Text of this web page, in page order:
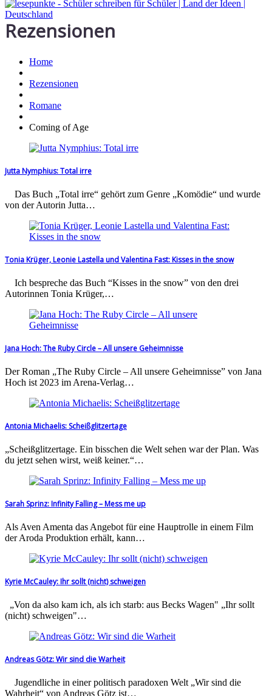
Rezensionen
Home
Rezensionen
Romane
Coming of Age
Jutta Nymphius: Total irre
Das Buch „Total irre“ gehört zum Genre „Komödie“ und wurde
von der Autorin Jutta…
Tonia Krüger, Leonie Lastella und Valentina Fast: Kisses in the snow
Ich bespreche das Buch “Kisses in the snow” von den drei
Autorinnen Tonia Krüger,…
Jana Hoch: The Ruby Circle – All unsere Geheimnisse
Der Roman „The Ruby Circle – All unsere Geheimnisse” von Jana
Hoch ist 2023 im Arena-Verlag…
Antonia Michaelis: Scheißglitzertage
„Scheißglitzertage. Ein bisschen die Welt sehen war der Plan. Was
du jetzt sehen wirst, weiß keiner.“…
Sarah Sprinz: Infinity Falling – Mess me up
Als Aven Amenta das Angebot für eine Hauptrolle in einem Film
der Aroda Produktion erhält, kann…
Kyrie McCauley: Ihr sollt (nicht) schweigen
„Von da also kam ich, als ich starb: aus Becks Wagen" „Ihr sollt
(nicht) schweigen"…
Andreas Götz: Wir sind die Warheit
Jugendliche in einer politisch paradoxen Welt „Wir sind die
Wahrheit“ von Andreas Götz ist…